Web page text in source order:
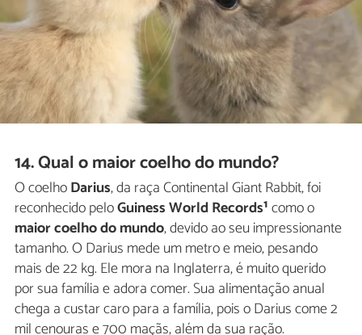
14. Qual o maior coelho do mundo?
O coelhoDarius, da raça Continental Giant Rabbit, foi
reconhecido peloGuiness World Records¹como o
maior coelho do mundo, devido ao seu impressionante
tamanho. O Darius mede um metro e meio, pesando
mais de 22 kg. Ele mora na Inglaterra, é muito querido
por sua família e adora comer. Sua alimentação anual
chega a custar caro para a família, pois o Darius come 2
mil cenouras e 700 maçãs, além da sua ração.